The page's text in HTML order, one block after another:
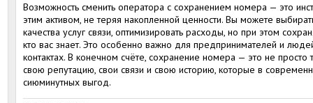
Возможность сменить оператора с сохранением номера — это
этим активом, не теряя накопленной ценности. Вы можете
качества услуг связи, оптимизировать расходы, но при этом
кто вас знает. Это особенно важно для предпринимателей и
контактах. В конечном счёте, сохранение номера — это не просто
свою репутацию, свои связи и свою историю, которые в
сиюминутных выгод.